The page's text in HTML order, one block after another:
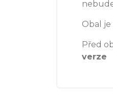
Obal je
Před
verze